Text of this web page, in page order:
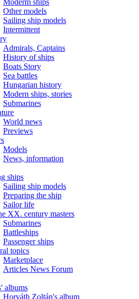
Other models
Sailing ship models
Intermittent
Admirals, Captains
History of ships
Boats Story
Sea battles
Hungarian history
Modern ships, stories
Submarines
World news
Previews
Models
News, information
ships
Sailing ship models
Preparing the ship
Sailor life
XX. century masters
Submarines
Battleships
Passenger ships
topics
Marketplace
Articles News Forum
albums
Horváth Zoltán's album